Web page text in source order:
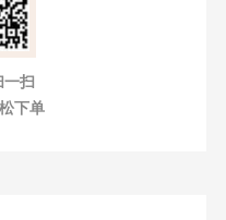
一扫
下单